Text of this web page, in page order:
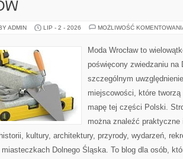
ADMIN LIP - 2 - 2026 MOŻLIWOŚĆ
Moda Wrocław to
poświęcony zwiedzaniu na
szczególnym
miejscowości, które
mapę tej części Polski.
można znaleźć
kultury, architektury, przyrody, wydarzeń,
Dolnego Śląska. To blog dla osób,